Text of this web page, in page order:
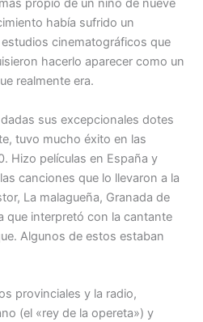
propio de un niño de nueve
había sufrido un
cinematográficos que
hacerlo aparecer como un
realmente era.
sus excepcionales dotes
tuvo mucho éxito en las
Hizo películas en España y
canciones que lo llevaron a la
La malagueña, Granada de
que interpretó con la cantante
Algunos de estos estaban
provinciales y la radio,
(el «rey de la opereta») y